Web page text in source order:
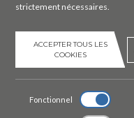
strictement nécessaires.
ACCEPTER TOUS LES
COOKIES
Fonctionnel